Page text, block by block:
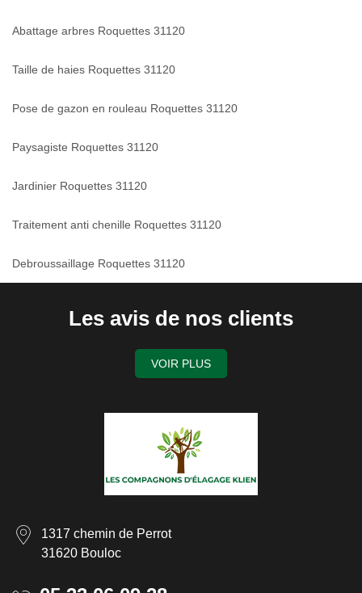
Abattage arbres Roquettes 31120
Taille de haies Roquettes 31120
Pose de gazon en rouleau Roquettes 31120
Paysagiste Roquettes 31120
Jardinier Roquettes 31120
Traitement anti chenille Roquettes 31120
Debroussaillage Roquettes 31120
Les avis de nos clients
VOIR PLUS
1317 chemin de Perrot
31620 Bouloc